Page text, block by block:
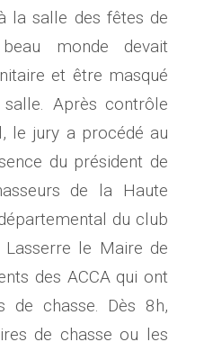
la salle des fêtes de
monde devait
et être masqué
Après contrôle
le jury a procédé au
du président de
de la Haute
du club
le Maire de
des ACCA qui ont
de chasse. Dès 8h,
de chasse ou les